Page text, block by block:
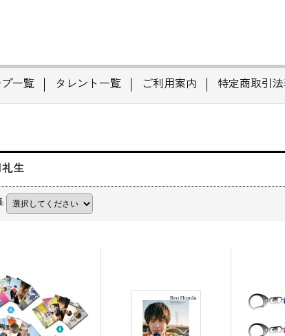
一覧 タレント一覧 ご利用案内 特定商取引
礼生
: